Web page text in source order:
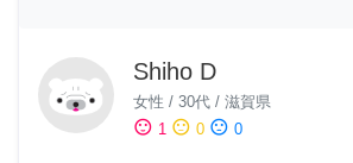
Shiho D
女性 / 30代 / 滋賀県
sentiment_satisfied 1 sentiment_neutral 0 sentiment_dissatisfied 0